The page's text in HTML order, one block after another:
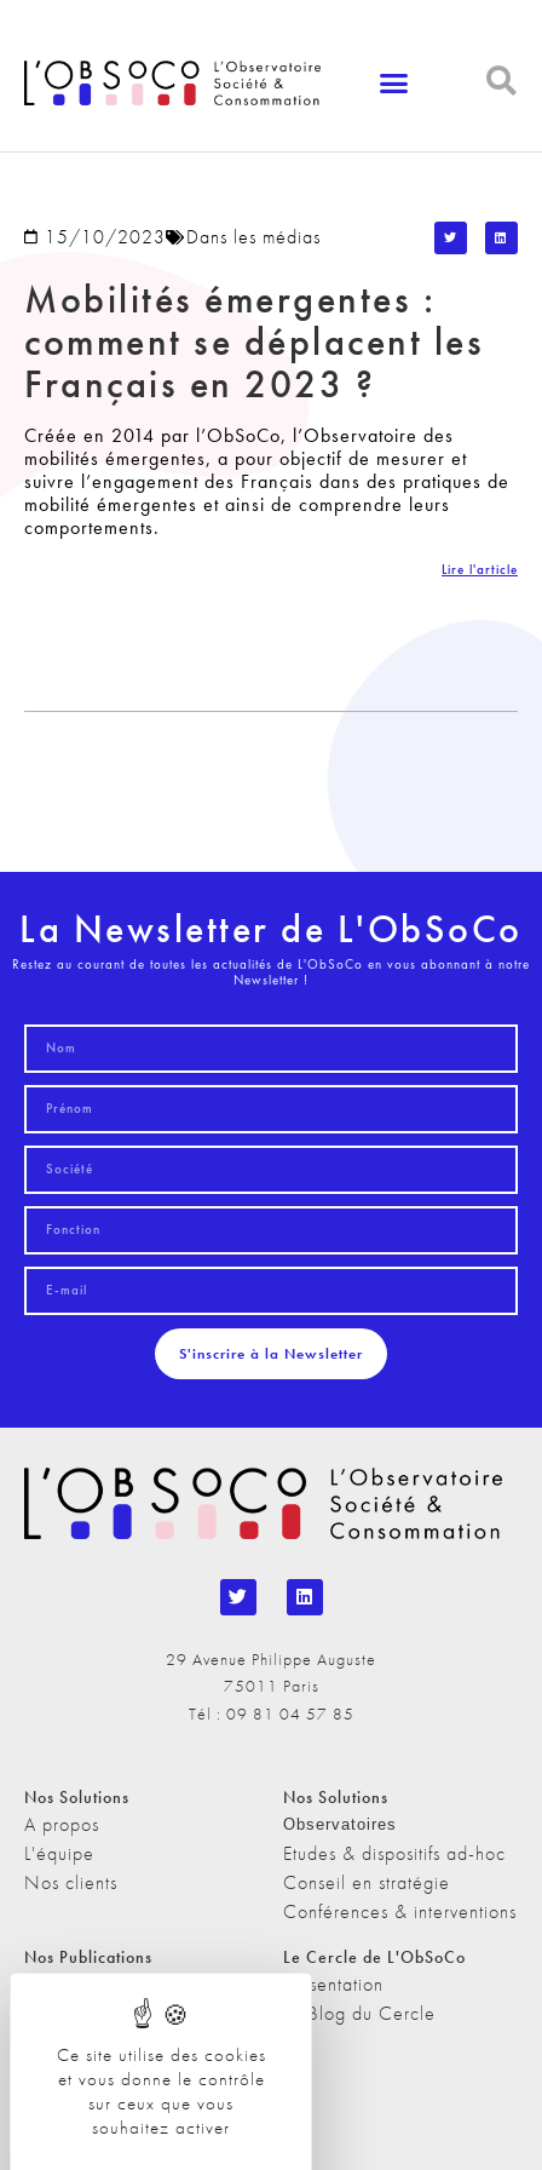
Ce site utilise des cookies
et vous donne le contrôle
sur ceux que vous
souhaitez activer
15/10/2023 Dans les médias
Mobilités émergentes :
comment se déplacent les
Français en 2023 ?
Créée en 2014 par l’ObSoCo, l’Observatoire des
mobilités émergentes, a pour objectif de mesurer et
suivre l’engagement des Français dans des pratiques de
mobilité émergentes et ainsi de comprendre leurs
comportements.
Lire l'article
La Newsletter de L'ObSoCo
Restez au courant de toutes les actualités de L'ObSoCo en vous abonnant à notre
Newsletter !
S'inscrire à la Newsletter
29 Avenue Philippe Auguste
75011 Paris
Tél : 09 81 04 57 85
Nos Solutions
A propos
L'équipe
Nos clients
Nos Solutions
Observatoires
Etudes & dispositifs ad-hoc
Conseil en stratégie
Conférences & interventions
Nos Publications
Les Podcasts de L'ObSoCo
L'ObSoCo dans les médias
Le Cercle de L'ObSoCo
Présentation
Le Blog du Cercle
Contacts
Nous contacter